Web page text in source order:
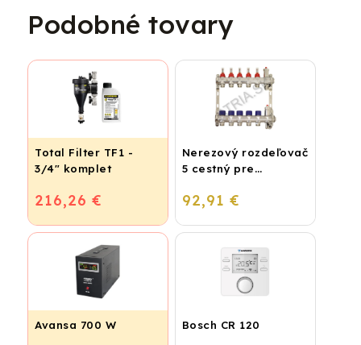
Podobné tovary
Total Filter TF1 -
3/4" komplet
216,26 €
Nerezový rozdeľovač
5 cestný pre
vykurovanie
92,91 €
Avansa 700 W Bosch CR 120